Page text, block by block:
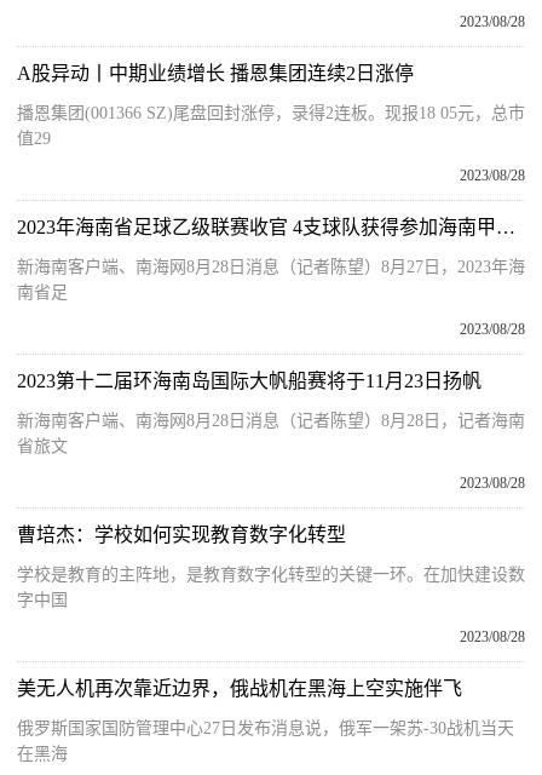
2023/08/28
A股异动丨中期业绩增长 播恩集团连续2日涨停
播恩集团(001366 SZ)尾盘回封涨停，录得2连板。现报18 05元，总市
值29
2023/08/28
2023年海南省足球乙级联赛收官 4支球队获得参加海南甲级联赛资格
新海南客户端、南海网8月28日消息（记者陈望）8月27日，2023年海
南省足
2023/08/28
2023第十二届环海南岛国际大帆船赛将于11月23日扬帆
新海南客户端、南海网8月28日消息（记者陈望）8月28日，记者海南
省旅文
2023/08/28
曹培杰：学校如何实现教育数字化转型
学校是教育的主阵地，是教育数字化转型的关键一环。在加快建设数
字中国
2023/08/28
美无人机再次靠近边界，俄战机在黑海上空实施伴飞
俄罗斯国家国防管理中心27日发布消息说，俄军一架苏-30战机当天
在黑海